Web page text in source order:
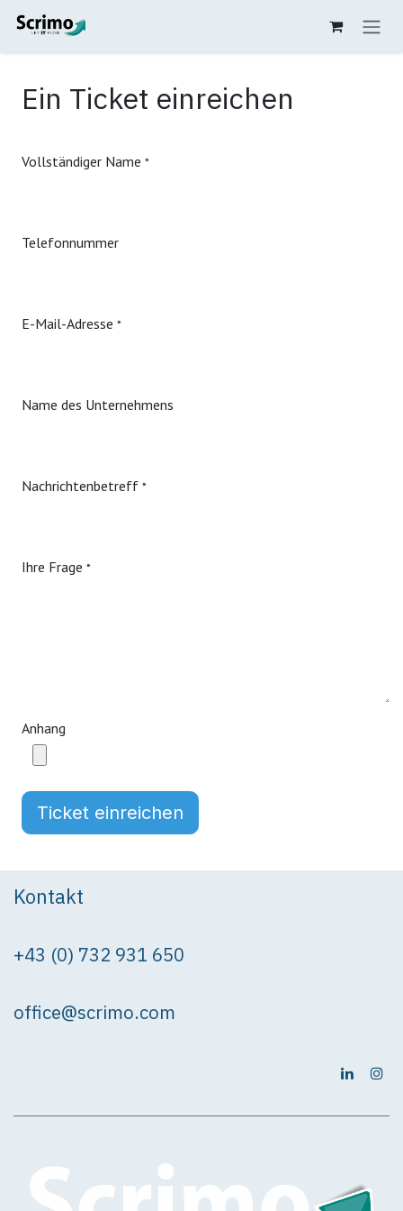
Zum Inhalt springen
Ein Ticket einreichen
Vollständiger Name *
Telefonnummer
E-Mail-Adresse *
Name des Unternehmens
Nachrichtenbetreff *
Ihre Frage *
Anhang
Ticket einreichen
Kontakt
+43 (0) 732 931 650
office@scrimo.com